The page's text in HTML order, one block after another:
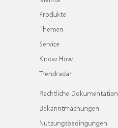
Produkte
Themen
Service
Know How
Trendradar
Rechtliche Dokumentation
Bekanntmachungen
Nutzungsbedingungen